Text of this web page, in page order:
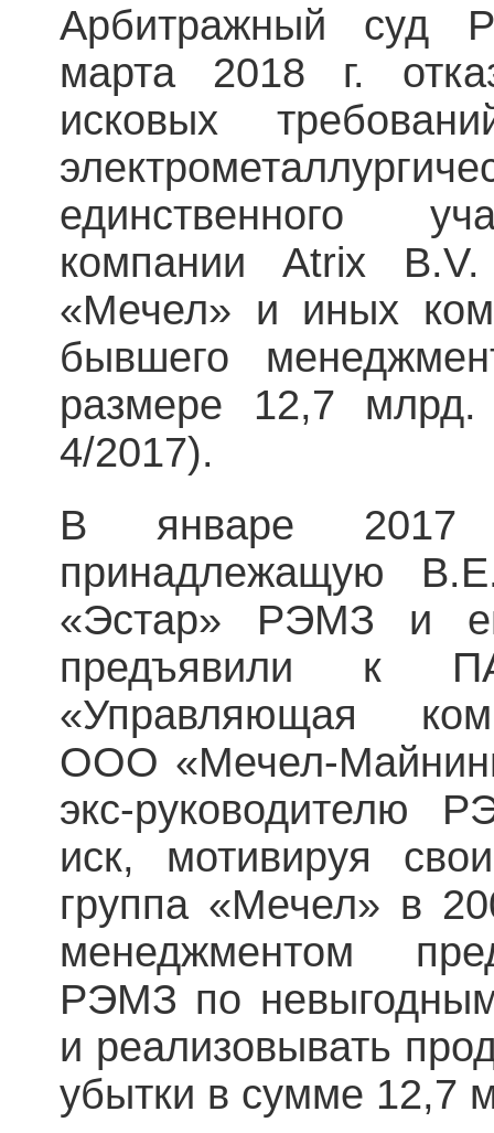
Арбитражный суд
марта 2018 г.
исковых
единственного
компании Atrix
«Мечел» и иных
бывшего
размере 12,7
4/2017).
В январе 2017
принадлежащую
«Эстар» РЭМЗ и
предъявили к
«Управляющая
ООО «Мечел-
экс-руководителю
иск, мотивируя
группа «Мечел» в
менеджментом
РЭМЗ по
и реализовывать
убытки в сумме 12,7